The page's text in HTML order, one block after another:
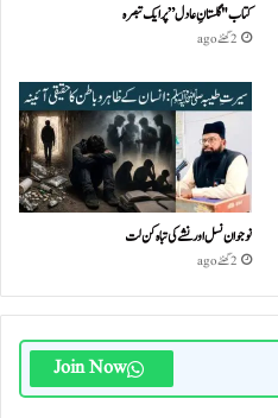
کتاب "گلستانِ عادل” پر ایک تبصرہ
2 گھنٹے ago
نوجوان نسل اور نشے کی تباہ کن لت
2 گھنٹے ago
Join Now